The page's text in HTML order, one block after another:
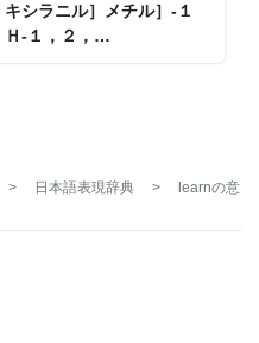
キシラニル］メチル］‐１
Ｈ‐１，２，…
> 日本語表現辞典 > learnの意